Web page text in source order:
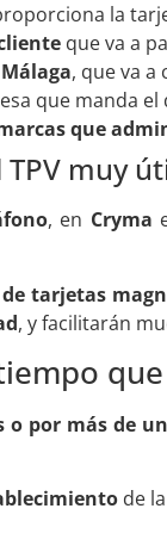
la
que va a
, que va
que manda
que
muy
, en Cryma
tarjetas
, y facilitarán
o por más de
de